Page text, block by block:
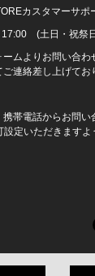
カスタマーサポ
17:00 (土日・祝祭
ムよりお問い合わ
連絡差し上げてお
帯電話からお問
定いただきますよ